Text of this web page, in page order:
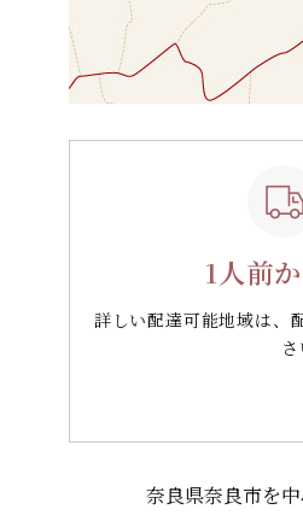
1人前
詳しい配達可能地域は、
さ
奈良県奈良市を